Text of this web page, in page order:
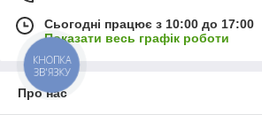
Сьогодні працює з 10:00 до 17:00
Показати весь графік роботи
Про нас
КНОПКА
ЗВ'ЯЗКУ